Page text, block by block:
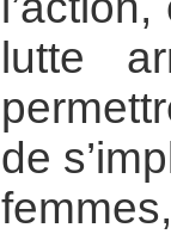
lutte
de